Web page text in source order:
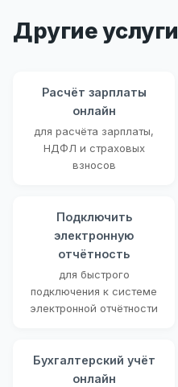
Другие услуги
Расчёт зарплаты
онлайн
для расчёта зарплаты,
НДФЛ и страховых
взносов
Подключить
электронную
отчётность
для быстрого
подключения к системе
электронной отчётности
Бухгалтерский учёт
онлайн